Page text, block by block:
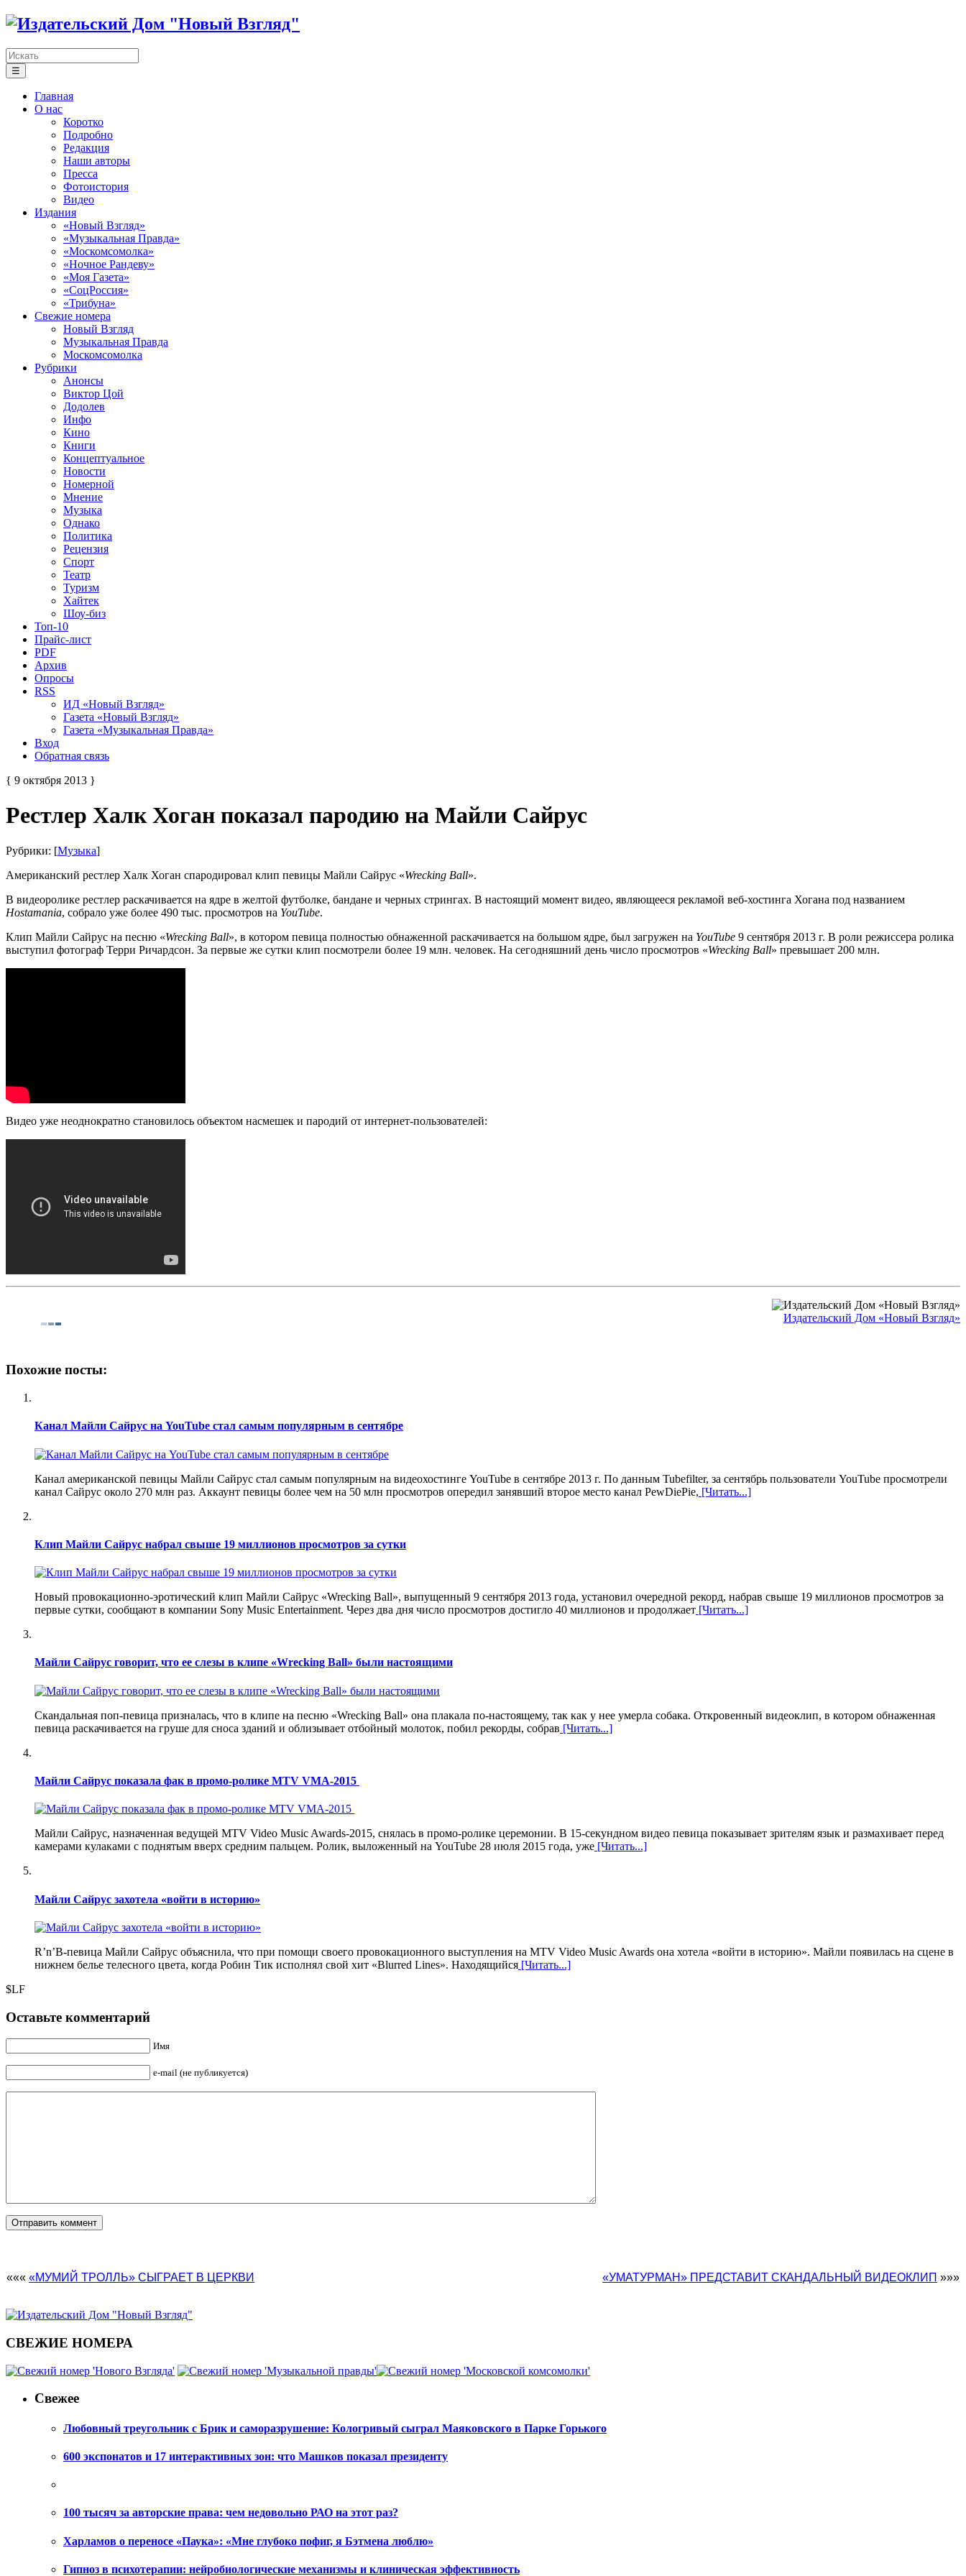
☰
Главная
О нас
Коротко
Подробно
Редакция
Наши авторы
Пресса
Фотоистория
Видео
Издания
«Новый Взгляд»
«Музыкальная Правда»
«Москомсомолка»
«Ночное Рандеву»
«Моя Газета»
«СоцРоссия»
«Трибуна»
Свежие номера
Новый Взгляд
Музыкальная Правда
Москомсомолка
Рубрики
Анонсы
Виктор Цой
Додолев
Инфо
Кино
Книги
Концептуальное
Новости
Номерной
Мнение
Музыка
Однако
Политика
Рецензия
Спорт
Театр
Туризм
Хайтек
Шоу-биз
Топ-10
Прайс-лист
PDF
Архив
Опросы
RSS
ИД «Новый Взгляд»
Газета «Новый Взгляд»
Газета «Музыкальная Правда»
Вход
Обратная связь
{ 9 октября 2013 }
Рестлер Халк Хоган показал пародию на Майли Сайрус
Рубрики: [Музыка]
Американский рестлер Халк Хоган спародировал клип певицы Майли Сайрус «Wrecking Ball».
В видеоролике рестлер раскачивается на ядре в желтой футболке, бандане и черных стрингах. В настоящий момент видео, являющееся рекламой веб-хостинга Хогана под названием
Hostamania, собрало уже более 490 тыс. просмотров на YouTube.
Клип Майли Сайрус на песню «Wrecking Ball», в котором певица полностью обнаженной раскачивается на большом ядре, был загружен на YouTube 9 сентября 2013 г. В роли режиссера ролика
выступил фотограф Терри Ричардсон. За первые же сутки клип посмотрели более 19 млн. человек. На сегодняшний день число просмотров «Wrecking Ball» превышает 200 млн.
Видео уже неоднократно становилось объектом насмешек и пародий от интернет-пользователей:
Издательский Дом «Новый Взгляд»
Похожие посты:
Канал Майли Сайрус на YouTube стал самым популярным в сентябре
Канал американской певицы Майли Сайрус стал самым популярным на видеохостинге YouTube в сентябре 2013 г. По данным Tubefilter, за сентябрь пользователи YouTube просмотрели
канал Сайрус около 270 млн раз. Аккаунт певицы более чем на 50 млн просмотров опередил занявший второе место канал PewDiePie, [Читать...]
Клип Майли Сайрус набрал свыше 19 миллионов просмотров за сутки
Новый провокационно-эротический клип Майли Сайрус «Wrecking Ball», выпущенный 9 сентября 2013 года, установил очередной рекорд, набрав свыше 19 миллионов просмотров за
первые сутки, сообщают в компании Sony Music Entertainment. Через два дня число просмотров достигло 40 миллионов и продолжает [Читать...]
Майли Сайрус говорит, что ее слезы в клипе «Wrecking Ball» были настоящими
Скандальная поп-певица призналась, что в клипе на песню «Wrecking Ball» она плакала по-настоящему, так как у нее умерла собака. Откровенный видеоклип, в котором обнаженная
певица раскачивается на груше для сноса зданий и облизывает отбойный молоток, побил рекорды, собрав [Читать...]
Майли Сайрус показала фак в промо-ролике MTV VMA-2015
Майли Сайрус, назначенная ведущей MTV Video Music Awards-2015, снялась в промо-ролике церемонии. В 15-секундном видео певица показывает зрителям язык и размахивает перед
камерами кулаками с поднятым вверх средним пальцем. Ролик, выложенный на YouTube 28 июля 2015 года, уже [Читать...]
Майли Сайрус захотела «войти в историю»
R’n’B-певица Майли Сайрус объяснила, что при помощи своего провокационного выступления на MTV Video Music Awards она хотела «войти в историю». Майли появилась на сцене в
нижнем белье телесного цвета, когда Робин Тик исполнял свой хит «Blurred Lines». Находящийся [Читать...]
$LF
Оставьте комментарий
Имя
e-mail (не публикуется)
««« «МУМИЙ ТРОЛЛЬ» СЫГРАЕТ В ЦЕРКВИ «УМАТУРМАН» ПРЕДСТАВИТ СКАНДАЛЬНЫЙ ВИДЕОКЛИП »»»
СВЕЖИЕ НОМЕРА
Свежее
Любовный треугольник с Брик и саморазрушение: Кологривый сыграл Маяковского в Парке Горького
600 экспонатов и 17 интерактивных зон: что Машков показал президенту
100 тысяч за авторские права: чем недовольно РАО на этот раз?
Харламов о переносе «Паука»: «Мне глубоко пофиг, я Бэтмена люблю»
Гипноз в психотерапии: нейробиологические механизмы и клиническая эффективность